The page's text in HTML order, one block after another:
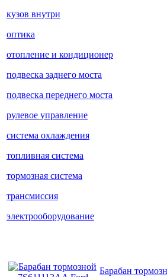
кузов внутри
оптика
отопление и кондиционер
подвеска заднего моста
подвеска переднего моста
рулевое управление
система охлаждения
топливная система
тормозная система
трансмиссия
электрооборудование
Барабан